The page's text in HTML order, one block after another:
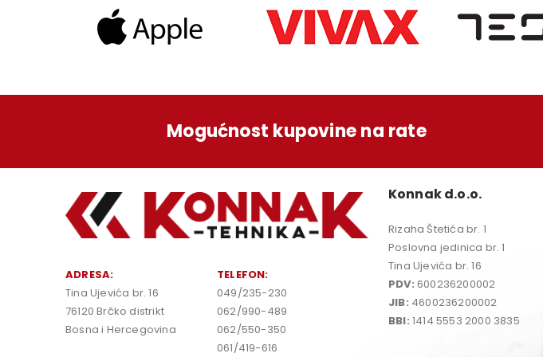
Mogućnost kupovine na rate
ADRESA:
Tina Ujevića br. 16
76120 Brčko distrikt
Bosna i Hercegovina
TELEFON:
049/235-230
062/990-489
062/550-350
061/419-616
Konnak d.o.o.
Rizaha Štetića br. 1
Poslovna jedinica br. 1
Tina Ujevića br. 16
PDV: 600236200002
JIB: 4600236200002
BBI: 1414 5553 2000 3835